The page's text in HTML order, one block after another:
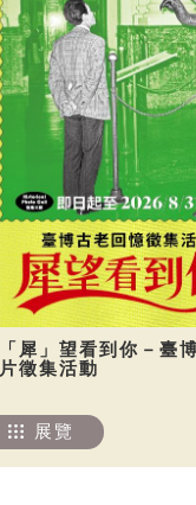
「犀」望看到你－臺
片徵集活動
展覽